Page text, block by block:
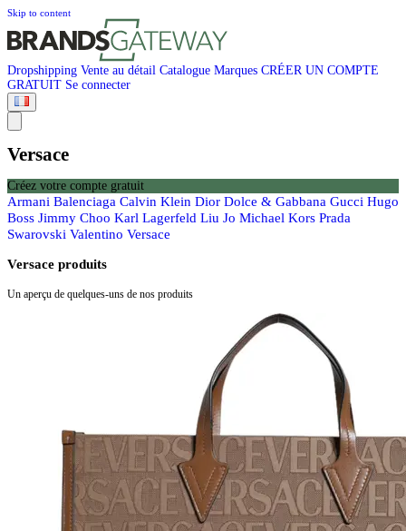
Skip to content
Dropshipping Vente au détail Catalogue Marques CRÉER UN COMPTE
GRATUIT Se connecter
Versace
Créez votre compte gratuit
Armani Balenciaga Calvin Klein Dior Dolce & Gabbana Gucci Hugo
Boss Jimmy Choo Karl Lagerfeld Liu Jo Michael Kors Prada
Swarovski Valentino Versace
Versace produits
Un aperçu de quelques-uns de nos produits